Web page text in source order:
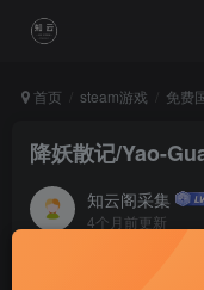
首页 steam游戏 免费
降妖散记/Yao-
知云阁采集
4个月前更新